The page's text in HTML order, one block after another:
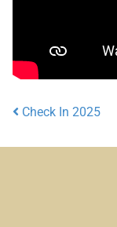
Check In 2025